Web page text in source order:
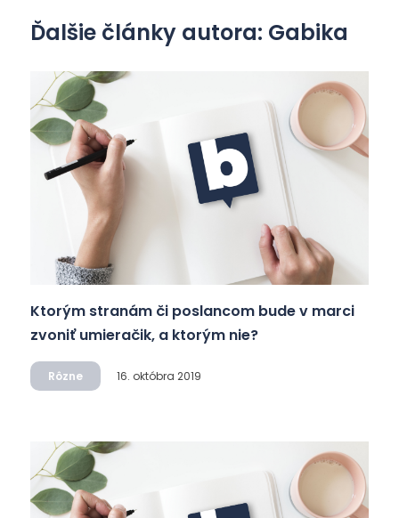
Ďalšie články autora: Gabika
Ktorým stranám či poslancom bude v marci
zvoniť umieračik, a ktorým nie?
Rôzne 16. októbra 2019